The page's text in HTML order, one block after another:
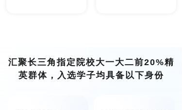
汇聚长三角指定院校大一大二前20%精
英群体，入选学子均具备以下身份